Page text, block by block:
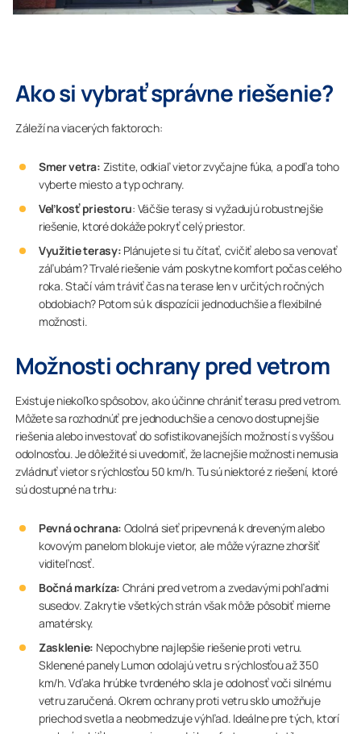
Ako si vybrať správne riešenie?
Záleží na viacerých faktoroch:
Smer vetra: Zistite, odkiaľ vietor zvyčajne fúka, a podľa toho
vyberte miesto a typ ochrany.
Veľkosť priestoru: Väčšie terasy si vyžadujú robustnejšie
riešenie, ktoré dokáže pokryť celý priestor.
Využitie terasy: Plánujete si tu čítať, cvičiť alebo sa venovať
záľubám? Trvalé riešenie vám poskytne komfort počas celého
roka. Stačí vám tráviť čas na terase len v určitých ročných
obdobiach? Potom sú k dispozícii jednoduchšie a flexibilné
možnosti.
Možnosti ochrany pred vetrom
Existuje niekoľko spôsobov, ako účinne chrániť terasu pred vetrom.
Môžete sa rozhodnúť pre jednoduchšie a cenovo dostupnejšie
riešenia alebo investovať do sofistikovanejších možností s vyššou
odolnosťou. Je dôležité si uvedomiť, že lacnejšie možnosti nemusia
zvládnuť vietor s rýchlosťou 50 km/h. Tu sú niektoré z riešení, ktoré
sú dostupné na trhu:
Pevná ochrana: Odolná sieť pripevnená k dreveným alebo
kovovým panelom blokuje vietor, ale môže výrazne zhoršiť
viditeľnosť.
Bočná markíza: Chráni pred vetrom a zvedavými pohľadmi
susedov. Zakrytie všetkých strán však môže pôsobiť mierne
amatérsky.
Zasklenie: Nepochybne najlepšie riešenie proti vetru.
Sklenené panely Lumon odolajú vetru s rýchlosťou až 350
km/h. Vďaka hrúbke tvrdeného skla je odolnosť voči silnému
vetru zaručená. Okrem ochrany proti vetru sklo umožňuje
priechod svetla a neobmedzuje výhľad. Ideálne pre tých, ktorí